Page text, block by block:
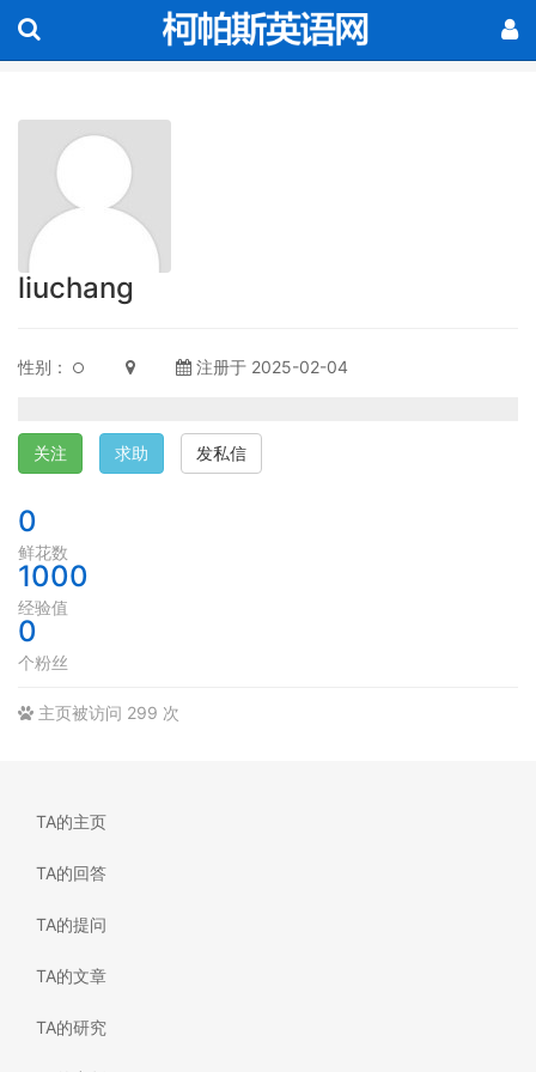
liuchang
性别： 注册于 2025-02-04
关注 求助 发私信
0
鲜花数
1000
经验值
0
个粉丝
主页被访问 299 次
TA的主页
TA的回答
TA的提问
TA的文章
TA的研究